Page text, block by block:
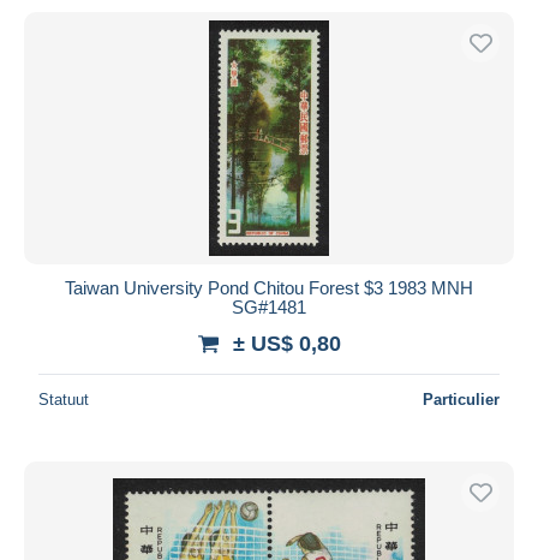
Taiwan University Pond Chitou Forest $3 1983 MNH
SG#1481
± US$ 0,80
Statuut Particulier